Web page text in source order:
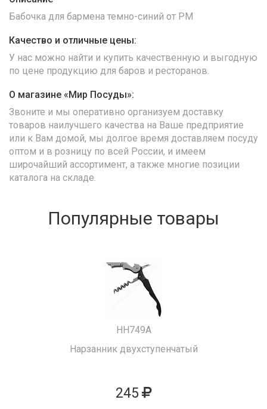
Бабочка для бармена темно-синий от PM
Качество и отличные цены:
У нас можно найти и купить качественную и выгодную
по цене продукцию для баров и ресторанов.
О магазине «Мир Посуды»:
Звоните и мы оперативно организуем доставку
товаров наилучшего качества на Ваше предприятие
или к Вам домой, мы долгое время доставляем посуду
оптом и в розницу по всей России, и имеем
широчайший ассортимент, а также многие позиции
каталога на складе.
Популярные товары
HH749A
Нарзанник двухступенчатый
245